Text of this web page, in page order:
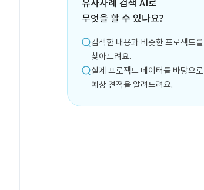
유사사례 검색 AI로
무엇을 할 수 있나요?
검색한 내용과 비슷한 프로젝트를
찾아드려요.
실제 프로젝트 데이터를 바탕으로
예상 견적을 알려드려요.